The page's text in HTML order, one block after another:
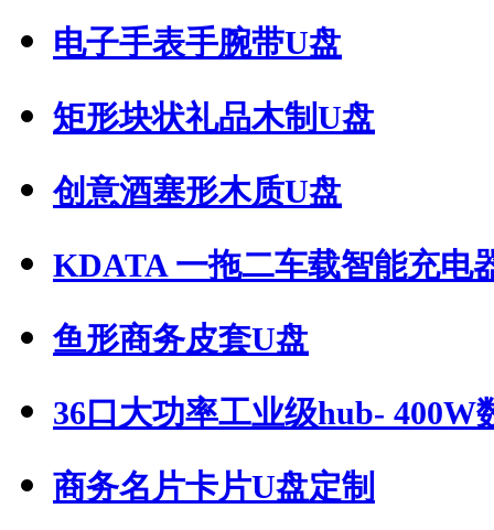
电子手表手腕带U盘
矩形块状礼品木制U盘
创意酒塞形木质U盘
KDATA 一拖二车载智能充电
鱼形商务皮套U盘
36口大功率工业级hub- 400W
商务名片卡片U盘定制